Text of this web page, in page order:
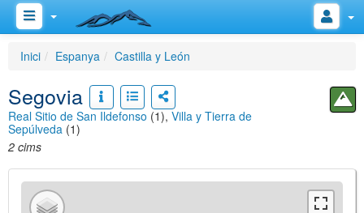
Inici Espanya Castilla y León
Segovia
Real Sitio de San Ildefonso (1), Villa y Tierra de
Sepúlveda (1)
2 cims